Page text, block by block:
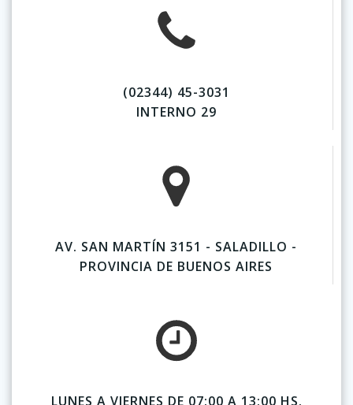
(02344) 45-3031
INTERNO 29
AV. SAN MARTÍN 3151 - SALADILLO -
PROVINCIA DE BUENOS AIRES
LUNES A VIERNES DE 07:00 A 13:00 HS.